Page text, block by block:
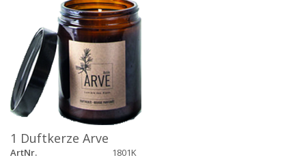
1 Duftkerze Arve
ArtNr.
1801K